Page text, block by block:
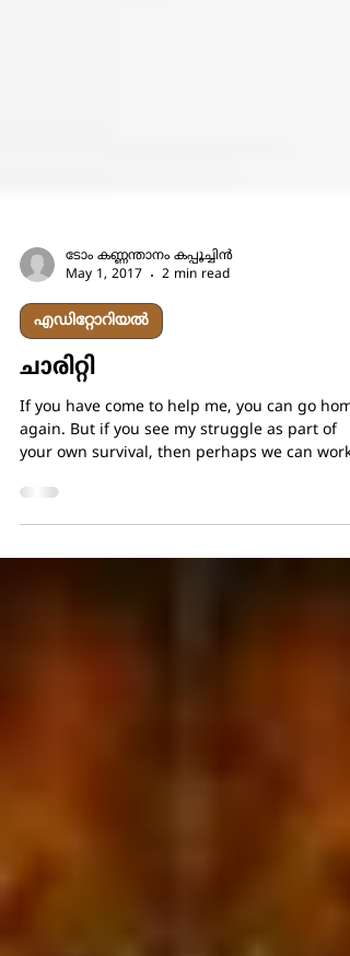
ടോം കണ്ണന്താനം കപ്പൂച്ചിൻ
May 1, 2017
2 min read
എഡിറ്റോറിയൽ
ചാരിറ്റി
If you have come to help me, you can go
again. But if you see my struggle as part of